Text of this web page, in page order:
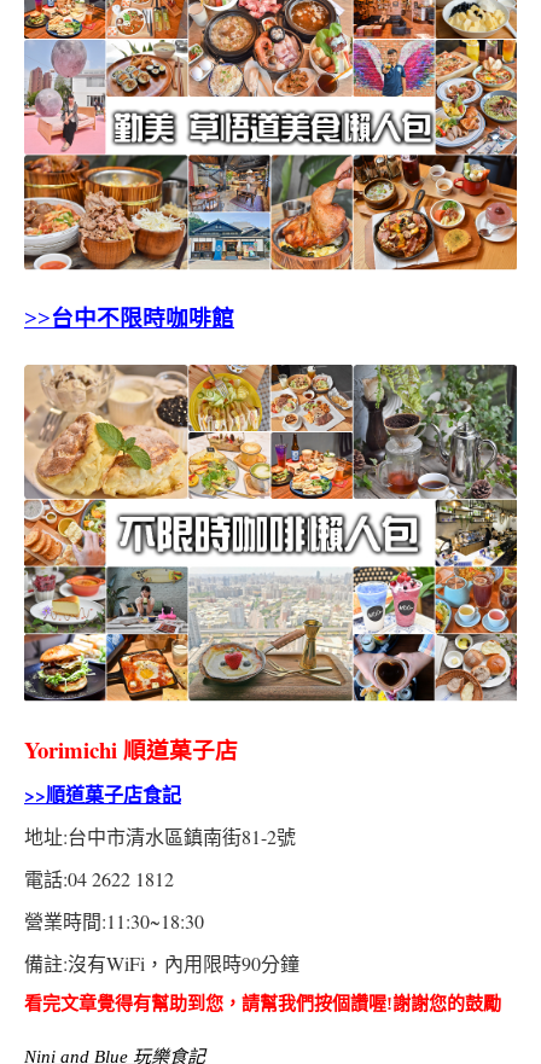
>>台中不限時咖啡館
Yorimichi 順道菓子店
>>順道菓子店食記
地址:台中市清水區鎮南街81-2號
電話:04 2622 1812
營業時間:11:30~18:30
備註:沒有WiFi，內用限時90分鐘
看完文章覺得有幫助到您，請幫我們按個讚喔!謝謝您的鼓勵
Nini and Blue 玩樂食記